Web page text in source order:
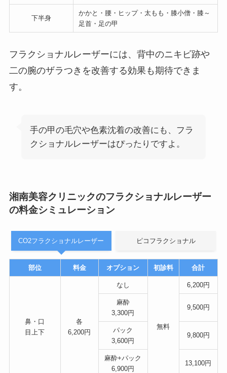
下半身
かかと・腰・ヒップ・太もも・膝小僧・膝～
足首・足の甲
フラクショナルレーザーには、背中のニキビ跡や
二の腕のザラつきを改善する効果も期待できま
す。
手の甲の毛穴や色素沈着の改善にも、フラ
クショナルレーザーはぴったりですよ。
湘南美容クリニックのフラクショナルレーザー
の料金シミュレーション
CO2フラクショナルレーザー ピコフラクショナル
部位 料金 オプション 初診料 合計
鼻・口
目上下
各
6,200円
なし
無料
6,200円
麻酔
3,300円
9,500円
パック
3,600円
9,800円
麻酔+パック
6,900円
13,100円